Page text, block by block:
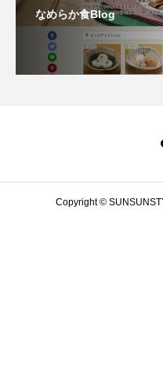
なめらか食Blog
Copyright ©